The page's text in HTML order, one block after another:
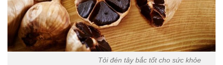
Tỏi đén tây bắc tốt cho sức khỏe